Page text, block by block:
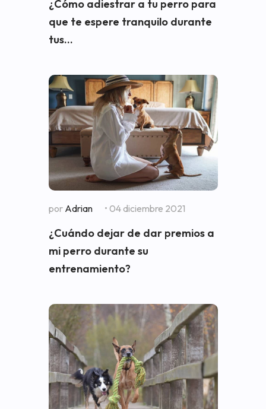
¿Cómo adiestrar a tu perro para
que te espere tranquilo durante
tus...
por Adrian • 04 diciembre 2021
¿Cuándo dejar de dar premios a
mi perro durante su
entrenamiento?